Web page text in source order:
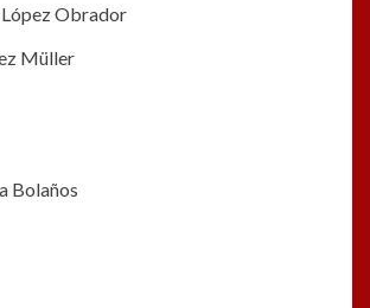
Obrador
Müller
Bolaños